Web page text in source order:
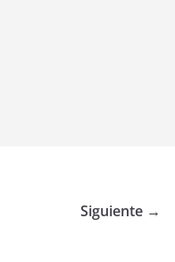
Siguiente →